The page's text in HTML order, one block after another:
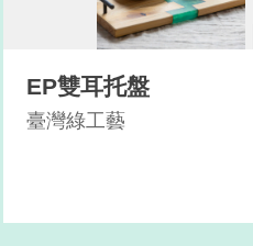
EP雙耳托盤
臺灣綠工藝